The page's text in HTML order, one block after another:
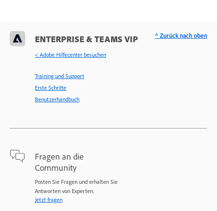
ENTERPRISE & TEAMS VIP
< Adobe Hilfecenter besuchen
Training und Support
Erste Schritte
Benutzerhandbuch
Fragen an die
Community
Posten Sie Fragen und erhalten Sie
Antworten von Experten.
Jetzt fragen
^ Zurück nach oben